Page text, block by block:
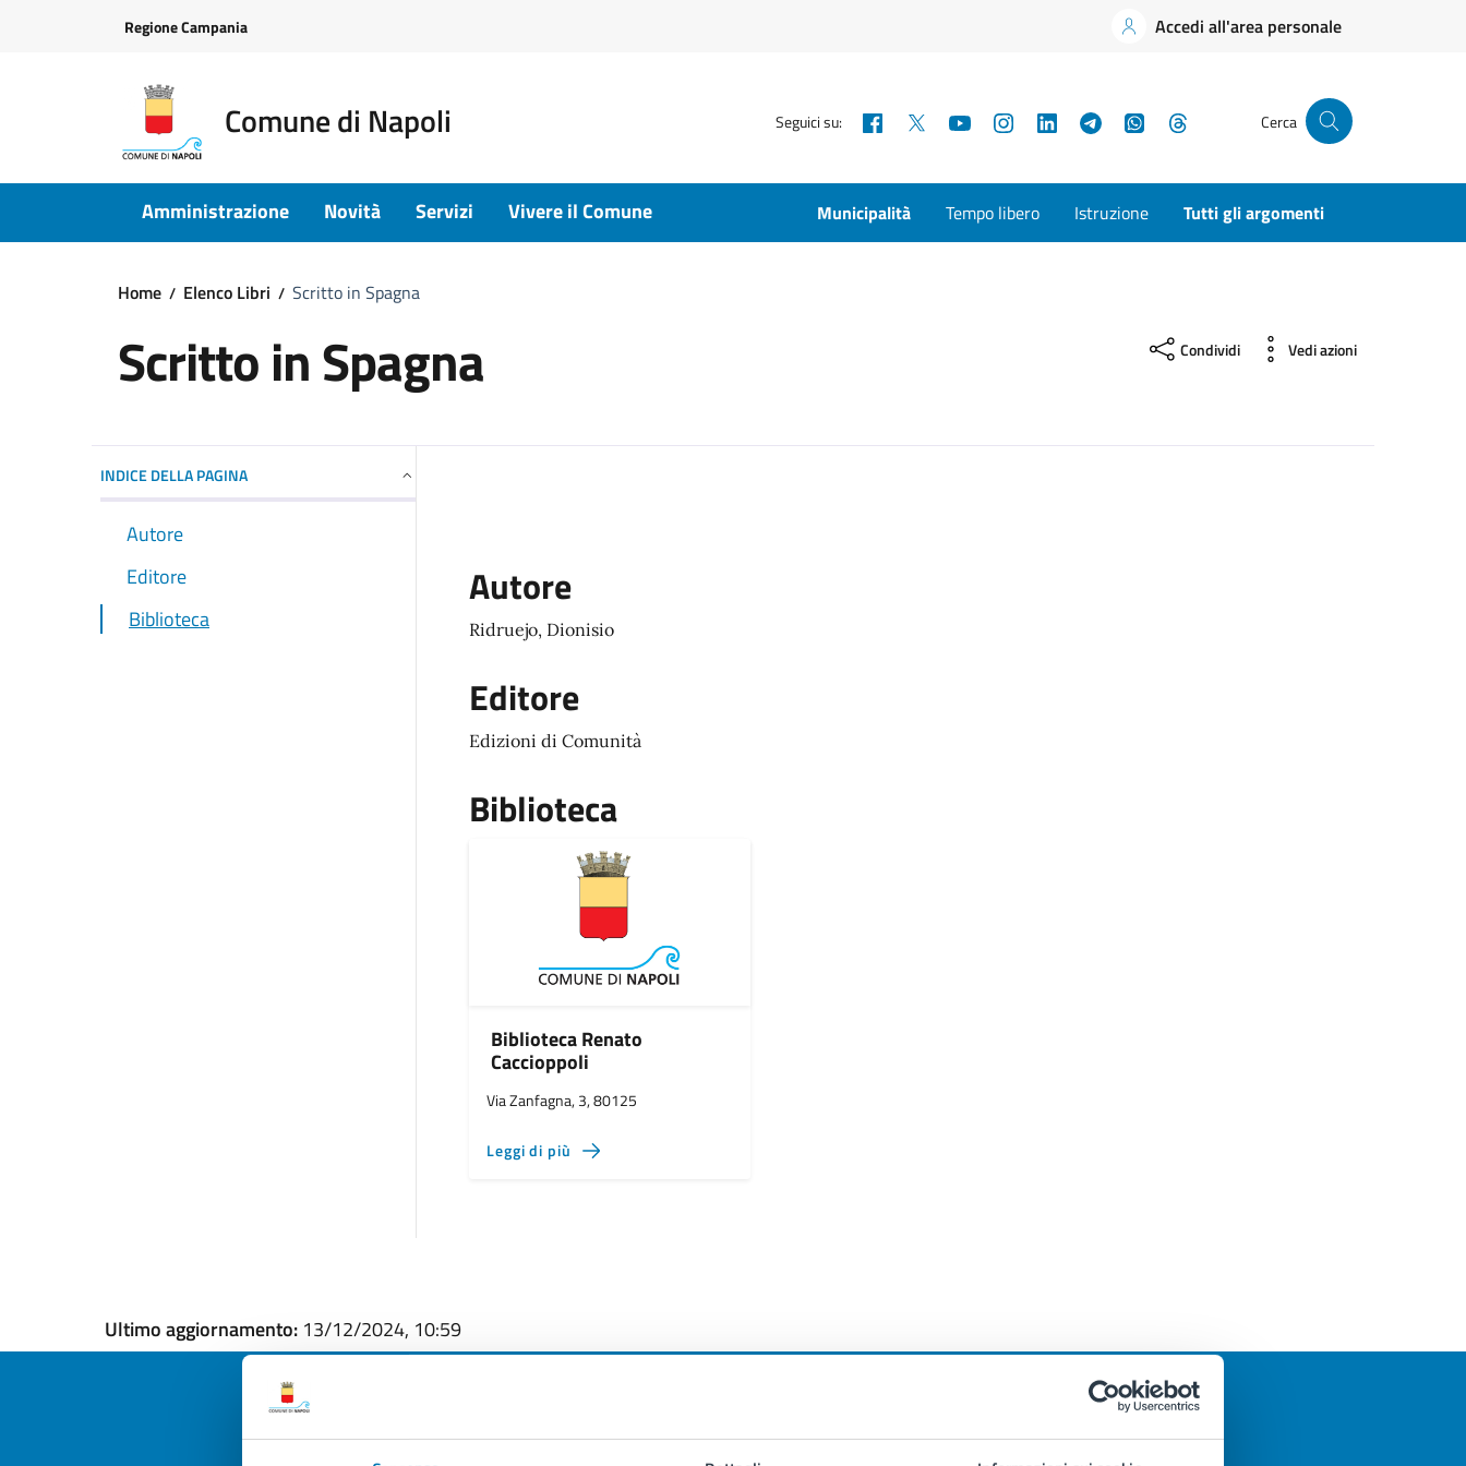
Regione Campania Accedi all'area personale
Comune di Napoli Seguici su: Facebook YouTubeInstagramLinkedInTelegramWhatsApp Cerca
Amministrazione Novità Servizi Vivere il Comune Municipalità Tempo libero Istruzione Tutti gli argomenti
Home Elenco Libri Scritto in Spagna
Scritto in Spagna Condividi Vedi azioni
INDICE DELLA PAGINA
Autore
Editore
Biblioteca
Autore
Ridruejo, Dionisio
Editore
Edizioni di Comunità
Biblioteca
Biblioteca Renato
Caccioppoli
Via Zanfagna, 3, 80125
Leggi di più
Ultimo aggiornamento: 13/12/2024, 10:59